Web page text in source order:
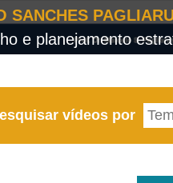
SANCHES
e planejamento
vídeos por